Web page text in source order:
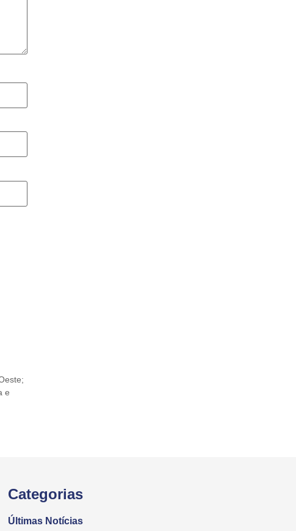
e
Categorias
Últimas Notícias